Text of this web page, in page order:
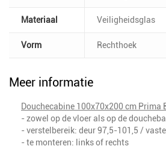
Materiaal Veiligheidsglas
Vorm Rechthoek
Meer informatie
Douchecabine 100x70x200 cm Prima
- zowel op de vloer als op de
- verstelbereik: deur 97,5-101,5 /
- te monteren: links of rechts